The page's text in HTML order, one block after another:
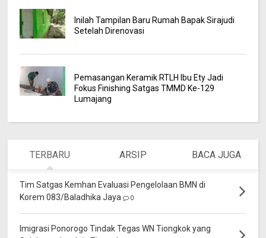
Inilah Tampilan Baru Rumah Bapak Sirajudi
Setelah Direnovasi
Pemasangan Keramik RTLH Ibu Ety Jadi
Fokus Finishing Satgas TMMD Ke-129
Lumajang
TERBARU ARSIP BACA JUGA
Tim Satgas Kemhan Evaluasi Pengelolaan BMN di
Korem 083/Baladhika Jaya
0
Imigrasi Ponorogo Tindak Tegas WN Tiongkok yang